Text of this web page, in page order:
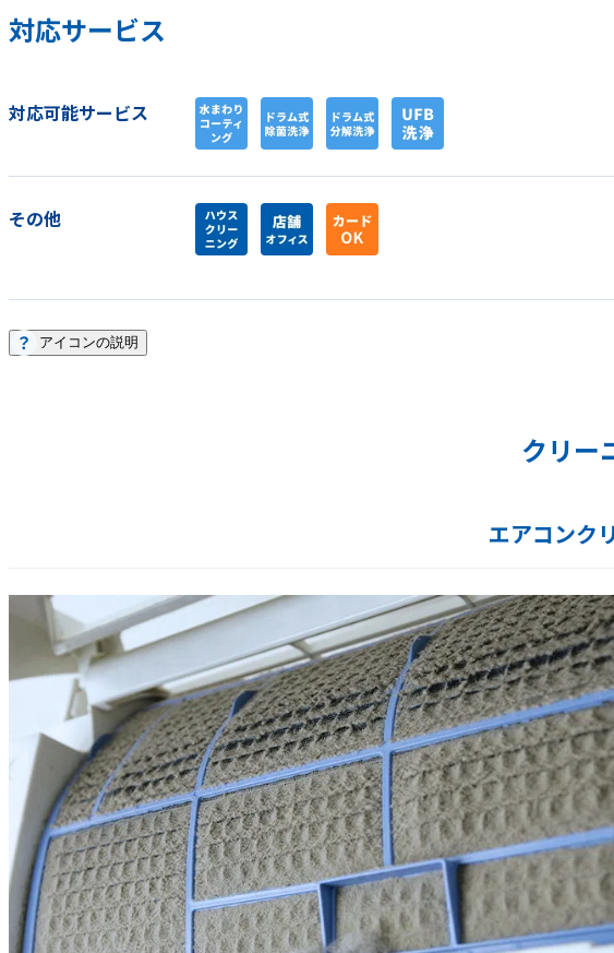
対応サービス
対応可能サービス
その他
アイコンの説明
クリー
エアコンク